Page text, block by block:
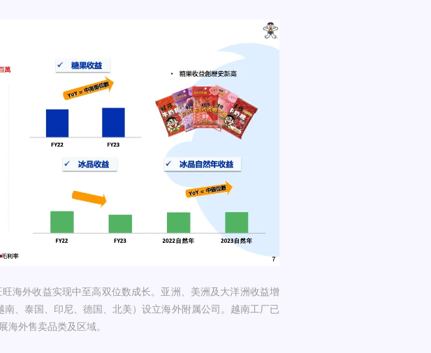
海外收益实现中至高双位数成长。亚洲、美洲及大洋洲收益增
、泰国、印尼、德国、北美）设立海外附属公司。越南工厂已
海外售卖品类及区域。